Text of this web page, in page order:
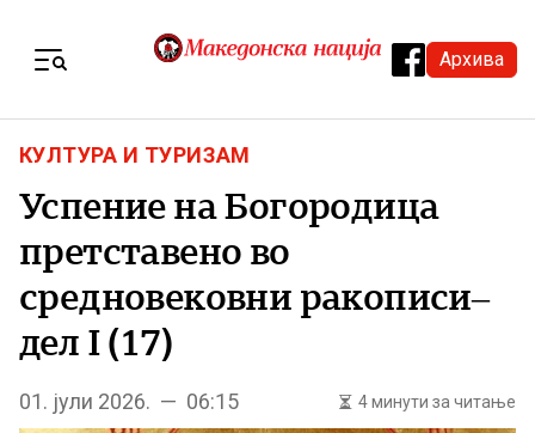
Архива
КУЛТУРА И ТУРИЗАМ
Успение на Богородица
претставено во
средновековни ракописи–
дел I (17)
01. јули 2026. — 06:15 4 минути за читање